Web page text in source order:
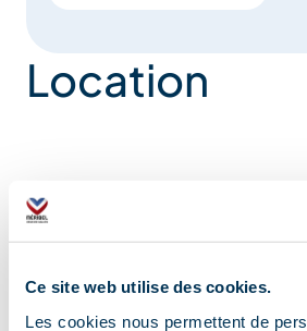
Ce site web utilise des cookies.
Les cookies nous permettent de
Location